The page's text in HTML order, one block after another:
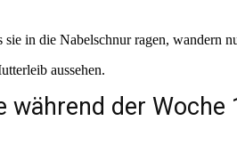
sie in die Nabelschnur ragen, wandern
aussehen.
der Woche